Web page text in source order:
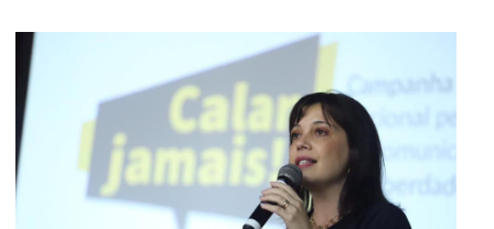
GUIA DAS ENGENHARIAS